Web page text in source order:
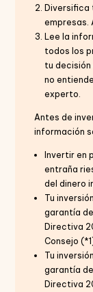
Diversifica
empresas.
Lee la
todos los
tu decisión
no
experto.
Antes de
información
Invertir en
entraña
del dinero
Tu
garantía
Directiva
Consejo
Tu
garantía
Directiva